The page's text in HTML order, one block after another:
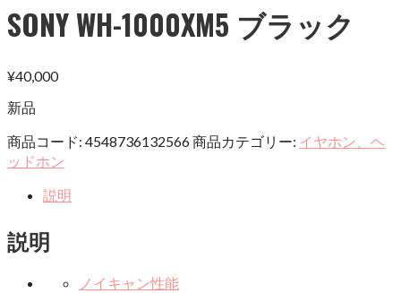
SONY WH-1000XM5 ブラック
¥40,000
新品
商品コード: 4548736132566商品カテゴリー: イヤホン、ヘ
ッドホン
説明
説明
ノイキャン性能